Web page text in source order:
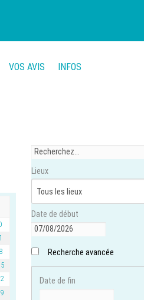
VOS AVIS INFOS
1
8
Lieux
Date de début
Recherche avancée
Date de fin